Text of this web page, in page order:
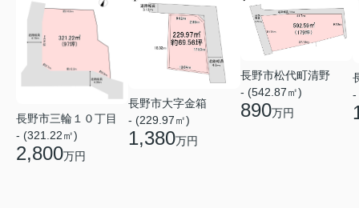
長野市三輪１０丁目
- (321.22㎡)
2,800万円
長野市大字金箱
- (229.97㎡)
1,380万円
長野市松代町清野
- (542.87㎡)
890万円
-